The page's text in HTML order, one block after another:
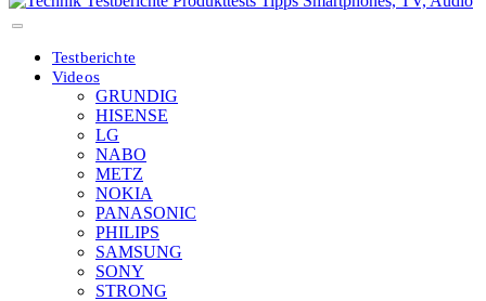
Testberichte
Videos
GRUNDIG
HISENSE
LG
NABO
METZ
NOKIA
PANASONIC
PHILIPS
SAMSUNG
SONY
STRONG